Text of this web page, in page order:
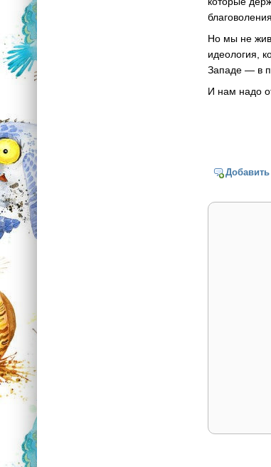
Но мы не
идеология,
Западе — в
И нам надо